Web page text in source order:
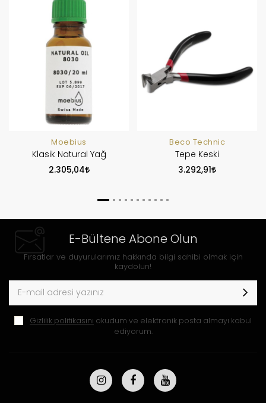
Moebius
Klasik Natural Yağ
2.305,04
Beco Technic
Tepe Keski
3.292,91
E-Bültene Abone Olun
Fırsatlar ve duyurularımız hakkında bilgi sahibi olmak için
kaydolun!
Gizlilik politikasını okudum ve elektronik posta almayı kabul
ediyorum.